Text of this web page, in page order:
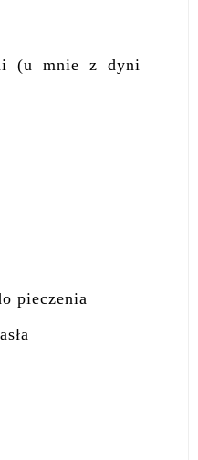
(u mnie z dyni
pieczenia